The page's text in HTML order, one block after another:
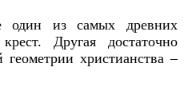
из самых древних
Другая достаточно
христианства –